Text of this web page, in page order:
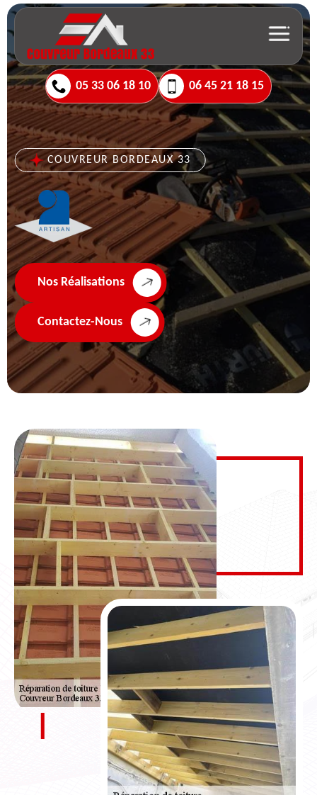
05 33 06 18 10 06 45 21 18 15
COUVREUR BORDEAUX 33
Nos Réalisations
Contactez-Nous